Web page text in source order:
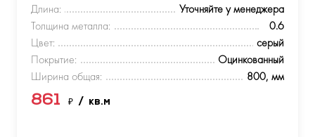
Длина:
Уточняйте у менеджера
Толщина металла:
0.6
Цвет:
серый
Покрытие:
Оцинкованный
Ширина общая:
800, мм
861 ₽ / кв.м